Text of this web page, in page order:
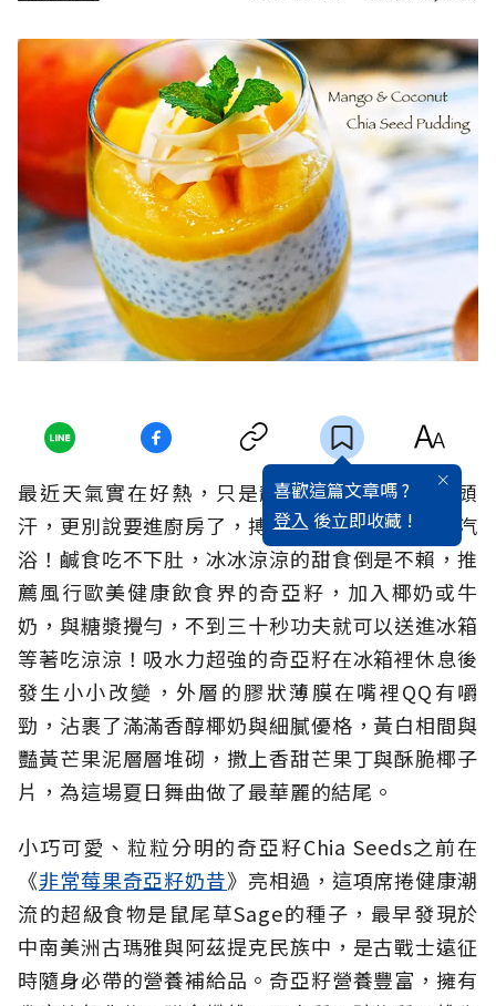
喜歡這篇文章嗎 ?
登入 後立即收藏 !
最近天氣實在好熱，只是靜靜坐在家裡都會滿頭
汗，更別說要進廚房了，搏鬥一場簡直就像洗蒸汽
浴！鹹食吃不下肚，冰冰涼涼的甜食倒是不賴，推
薦風行歐美健康飲食界的奇亞籽，加入椰奶或牛
奶，與糖漿攪勻，不到三十秒功夫就可以送進冰箱
等著吃涼涼！吸水力超強的奇亞籽在冰箱裡休息後
發生小小改變，外層的膠狀薄膜在嘴裡QQ有嚼
勁，沾裹了滿滿香醇椰奶與細膩優格，黃白相間與
豔黃芒果泥層層堆砌，撒上香甜芒果丁與酥脆椰子
片，為這場夏日舞曲做了最華麗的結尾。
小巧可愛、粒粒分明的奇亞籽Chia Seeds之前在
《非常莓果奇亞籽奶昔》亮相過，這項席捲健康潮
流的超級食物是鼠尾草Sage的種子，最早發現於
中南美洲古瑪雅與阿茲提克民族中，是古戰士遠征
時隨身必帶的營養補給品。奇亞籽營養豐富，擁有